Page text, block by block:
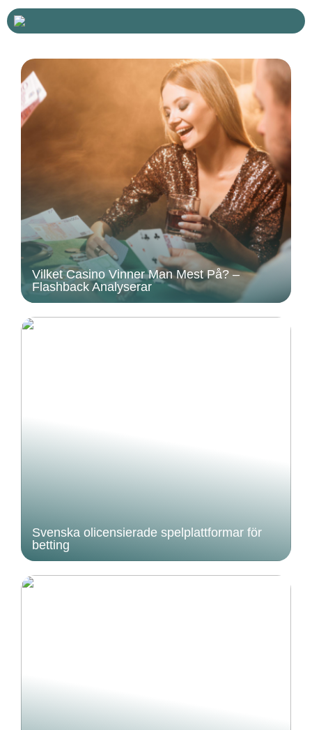
Vilket Casino Vinner Man Mest På? –
Flashback Analyserar
Svenska olicensierade spelplattformar för
betting